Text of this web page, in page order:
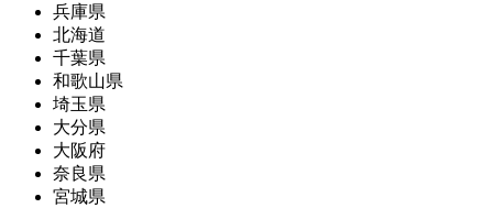
兵庫県
北海道
千葉県
和歌山県
埼玉県
大分県
大阪府
奈良県
宮城県